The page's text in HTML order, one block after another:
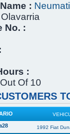
:
Olavarria
No. :
:
Of 10
1992 Fiat